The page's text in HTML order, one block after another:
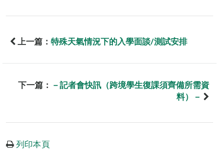
上一篇： 特殊天氣情況下的入學面談/測試安排
下一篇： －記者會快訊（跨境學生復課須齊備所需資
料）－
列印本頁